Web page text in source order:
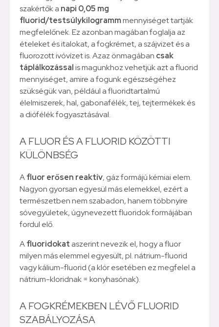
szakértők a napi 0,05 mg
fluorid/testsúlykilogrammmennyiséget tartják
megfelelőnek. Ez azonban magában foglalja az
ételeket és italokat, a fogkrémet, a szájvizet és a
fluorozott ivóvízet is. Azaz önmagában csak
táplálkozássalis magunkhoz vehetjük azt a fluorid
mennyiséget, amire a fogunk egészségéhez
szükségük van, például a fluoridtartalmú
élelmiszerek, hal, gabonafélék, tej, tejtermékek és
a diófélék fogyasztásával.
A FLUOR ÉS A FLUORID KÖZÖTTI
KÜLÖNBSÉG
Afluor erősen reaktív, gáz formájú kémiai elem.
Nagyon gyorsan egyesül más elemekkel, ezért a
természetben nem szabadon, hanem többnyire
sóvegyületek, úgynevezett fluoridok formájában
fordul elő.
Afluoridokat aszerint nevezik el, hogy a fluor
milyen más elemmel egyesült, pl. nátrium-fluorid
vagy kálium-fluorid (a klór esetében ez megfelel a
nátrium-kloridnak = konyhasónak).
A FOGKRÉMEKBEN LÉVŐ FLUORID
SZABÁLYOZÁSA